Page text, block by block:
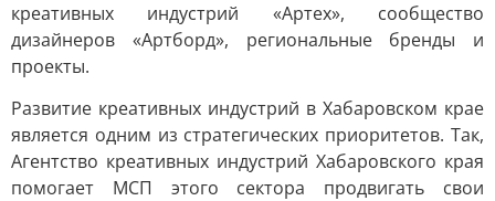
креативных индустрий «Артех», сообщество
дизайнеров «Артборд», региональные бренды и
проекты.
Развитие креативных индустрий в Хабаровском крае
является одним из стратегических приоритетов. Так,
Агентство креативных индустрий Хабаровского края
помогает МСП этого сектора продвигать свои